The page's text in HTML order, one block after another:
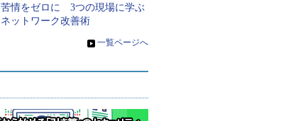
苦情をゼロに 3つの現場に学ぶ
ネットワーク改善術
» 一覧ページへ